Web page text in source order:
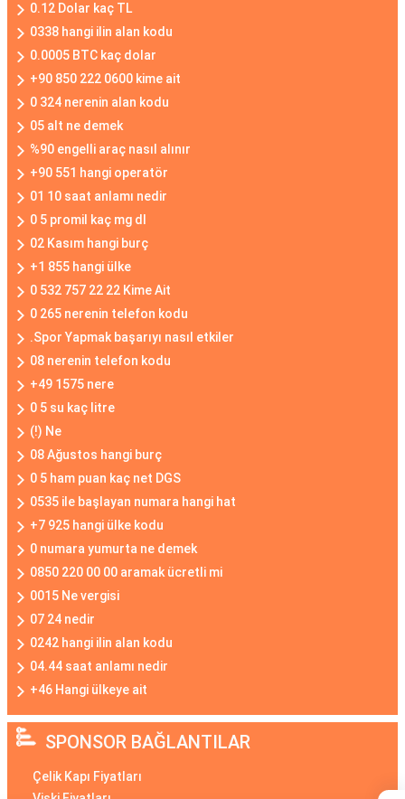
0.12 Dolar kaç TL
0338 hangi ilin alan kodu
0.0005 BTC kaç dolar
+90 850 222 0600 kime ait
0 324 nerenin alan kodu
05 alt ne demek
%90 engelli araç nasıl alınır
+90 551 hangi operatör
01 10 saat anlamı nedir
0 5 promil kaç mg dl
02 Kasım hangi burç
+1 855 hangi ülke
0 532 757 22 22 Kime Ait
0 265 nerenin telefon kodu
.Spor Yapmak başarıyı nasıl etkiler
08 nerenin telefon kodu
+49 1575 nere
0 5 su kaç litre
(!) Ne
08 Ağustos hangi burç
0 5 ham puan kaç net DGS
0535 ile başlayan numara hangi hat
+7 925 hangi ülke kodu
0 numara yumurta ne demek
0850 220 00 00 aramak ücretli mi
0015 Ne vergisi
07 24 nedir
0242 hangi ilin alan kodu
04.44 saat anlamı nedir
+46 Hangi ülkeye ait
SPONSOR BAĞLANTILAR
Çelik Kapı Fiyatları